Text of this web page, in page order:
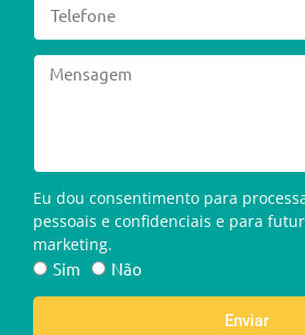
Eu dou consentimento para
pessoais e confidenciais e para
marketing.
Sim
Não
Enviar